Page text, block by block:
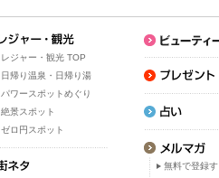
レジャー・観光 TOP
日帰り温泉・日帰り湯
パワースポットめぐり
絶景スポット
ゼロ円スポット
無料で登録